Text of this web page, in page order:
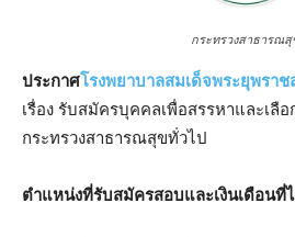
กระทรวงสาธารณ
ประกาศโรงพยาบาลสมเด็จพระยุพรา
เรื่อง รับสมัครบุคคลเพื่อสรรหาและเลื
กระทรวงสาธารณสุขทั่วไป
ตําแหน่งที่รับสมัครสอบและเงินเดือนที่